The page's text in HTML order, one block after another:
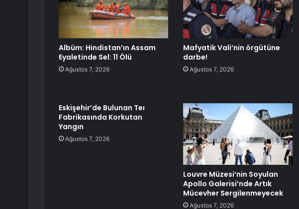
Albüm: Hindistan’ın Assam
Eyaletinde Sel: 11 Ölü
Ağustos 7, 2026
Mafyatik Vali’nin örgütüne
darbe!
Ağustos 7, 2026
Eskişehir’de Bulunan Teı
Fabrikasında Korkutan
Yangın
Ağustos 7, 2026
Louvre Müzesi’nin Soyulan
Apollo Galerisi’nde Artık
Mücevher Sergilenmeyecek
Ağustos 7, 2026